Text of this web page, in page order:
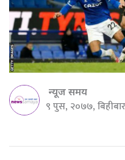
न्यूज समय
९ पुस, २०७७,